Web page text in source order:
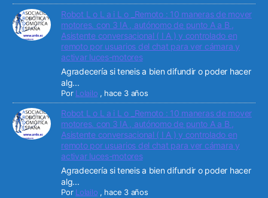
Robot L o L a i L o _Remoto : 10 maneras de mover
motores. con 3 IA , autónomo de punto A a B ,
Asistente conversacional ( I A ) y controlado en
remoto por usuarios del chat para ver cámara y
activar luces-motores
Agradecería si teneis a bien difundir o poder hacer
alg...
Por Lolailo , hace 3 años
Robot L o L a i L o _Remoto : 10 maneras de mover
motores. con 3 IA , autónomo de punto A a B ,
Asistente conversacional ( I A ) y controlado en
remoto por usuarios del chat para ver cámara y
activar luces-motores
Agradecería si teneis a bien difundir o poder hacer
alg...
Por Lolailo , hace 3 años